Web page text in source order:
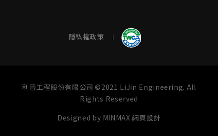
隱私權政策
利晉工程股份有限公司 ©2021 LiJin Engineering. All
Rights Reserved
Designed by MINMAX 網頁設計